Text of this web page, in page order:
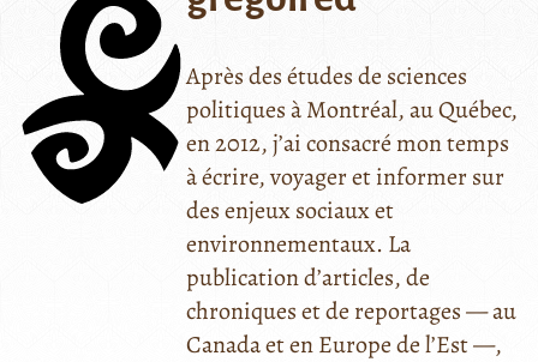
Après des études de sciences
politiques à Montréal, au Québec,
en 2012, j’ai consacré mon temps
à écrire, voyager et informer sur
des enjeux sociaux et
environnementaux. La
publication d’articles, de
chroniques et de reportages — au
Canada et en Europe de l’Est —,